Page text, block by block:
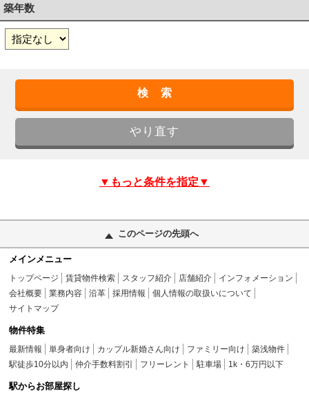
築年数
▼もっと条件を指定▼
このページの先頭へ
メインメニュー
トップページ 賃貸物件検索 スタッフ紹介 店舗紹介
インフォメーション
会社概要
業務内容 沿革 採用情報
個人情報の取扱いについて
サイトマップ
物件特集
最新情報 単身者向け カップル新婚さん向け ファミリー向け
築浅物件
駅徒歩10分以内
仲介手数料割引 フリーレント 駐車場 1k・6万円以下
駅からお部屋探し